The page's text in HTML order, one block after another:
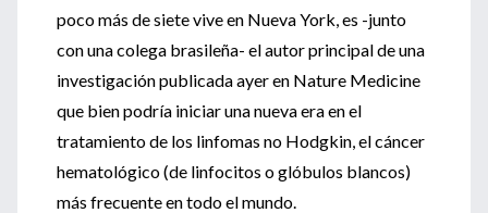
poco más de siete vive en Nueva York, es -junto
con una colega brasileña- el autor principal de una
investigación publicada ayer en Nature Medicine
que bien podría iniciar una nueva era en el
tratamiento de los linfomas no Hodgkin, el cáncer
hematológico (de linfocitos o glóbulos blancos)
más frecuente en todo el mundo.